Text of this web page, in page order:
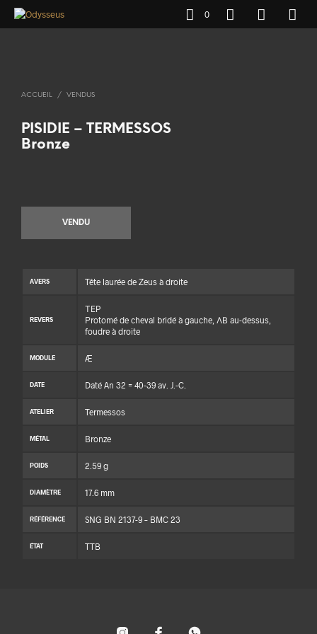
0
ACCUEIL / VENDUS
PISIDIE – TERMESSOS
Bronze
VENDU
AVERS Tête laurée de Zeus à droite
REVERS
ΤΕΡ
Protomé de cheval bridé à gauche, ΛΒ au-dessus,
foudre à droite
MODULE Æ
DATE Daté An 32 = 40-39 av. J.-C.
ATELIER Termessos
MÉTAL Bronze
POIDS 2.59 g
DIAMÈTRE 17.6 mm
RÉFÉRENCE SNG BN 2137-9 – BMC 23
ÉTAT TTB